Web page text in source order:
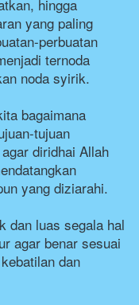
hingga
yang paling
perbuatan
ternoda
noda syirik.
bagaimana
tujuan
diridhai Allah
yang diziarahi.
dan luas segala hal
agar benar sesuai
dan